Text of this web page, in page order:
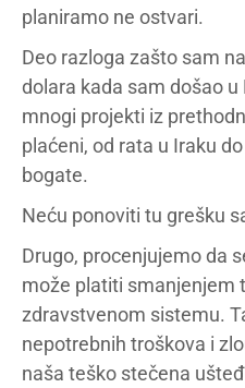
planiramo ne ostvari.
Deo razloga zašto sam
dolara kada sam došao
mnogi projekti iz
plaćeni, od rata u Iraku
bogate.
Neću ponoviti tu grešku
Drugo, procenjujemo da
može platiti smanjenjem
zdravstvenom sistemu.
nepotrebnih troškova i
naša teško stečena